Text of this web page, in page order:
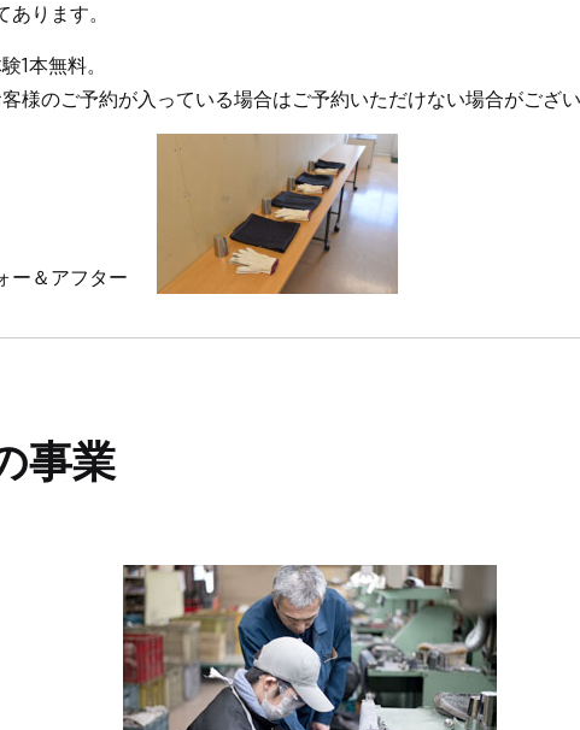
ります。
1本無料。
様のご予約が入っている場合はご予約いただけない場合がござ
事業